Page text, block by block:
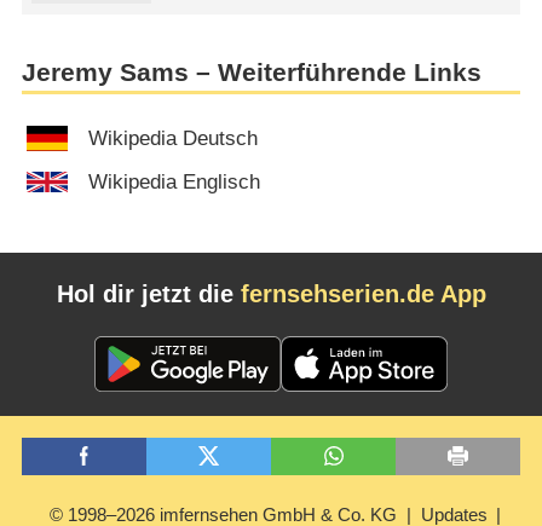
Jeremy Sams – Weiterführende Links
Wikipedia Deutsch
Wikipedia Englisch
Hol dir jetzt die fernsehserien.de App
© 1998–2026 imfernsehen GmbH & Co. KG Updates